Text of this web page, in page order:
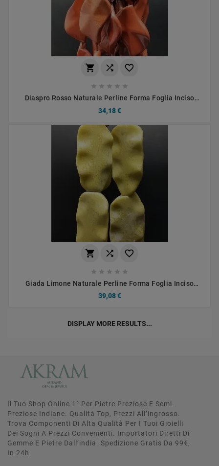
  
    
Diaspro Rosso Naturale Perline Forma Foglia Inciso
34,18 €
  
    
Giada Limone Naturale Perline Forma Foglia Inciso
39,08 €
DISPLAY MORE RESULTS...
Il Tuo Shop Online 1° Per Pietre Preziose E Semi-
Preziose Indiane. Qualità Top, Prezzi All’ingrosso.
Trova Componenti Di Alta Qualità Per I Tuoi Gioielli
Dei Sogni A Prezzi Convenienti. Importatori Diretti Di
Gemme E Pietre Dall’india. Spedizione Gratis Da 99€,
In 24h.